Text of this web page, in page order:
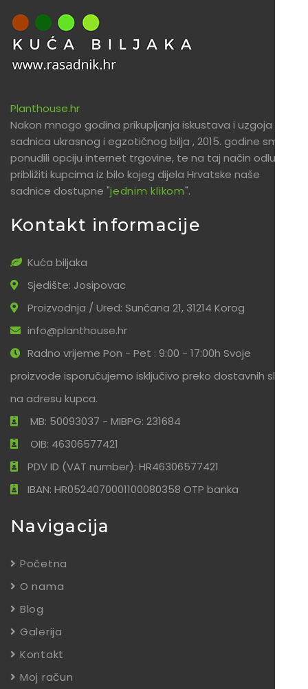
Planthouse.hr
Nakon mnogo godina prikupljanja iskustava i uzgoja
sadnica ukrasnog i egzotičnog bilja , 2015. godine smo
ponudili opciju internet trgovine, te na taj način odlučili
približiti kupcima iz bilo kojeg dijela Hrvatske naše
sadnice dostupne "jednim klikom".
Kontakt informacije
Kuća biljaka
Sjedište: Josipovac
Proizvodnja / Ured: Sunčana 21, 31214 Korog
info@planthouse.hr
Radno vrijeme Pon - Pet : 9:00 - 17:00h Svoje
proizvode isporučujemo isključivo preko dostavnih službi
na adresu kupca.
MB: 50093037 - MIBPG: 231684
OIB: 46306577421
PDV ID (VAT number): HR46306577421
IBAN: HR0524070001100080358 OTP banka
Navigacija
Početna
O nama
Blog
Galerija
Kontakt
Moj račun